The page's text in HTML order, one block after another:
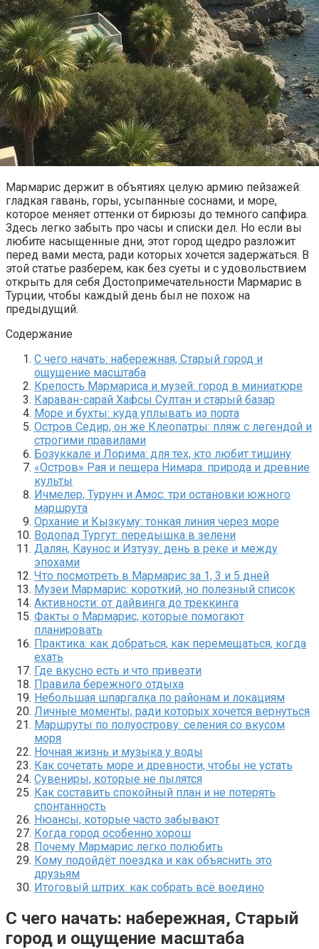
Мармарис держит в объятиях целую армию пейзажей:
гладкая гавань, горы, усыпанные соснами, и море,
которое меняет оттенки от бирюзы до темного сапфира.
Здесь легко забыть про часы и списки дел. Но если вы
любите насыщенные дни, этот город щедро разложит
перед вами места, ради которых хочется задержаться. В
этой статье разберем, как без суеты и с удовольствием
открыть для себя Достопримечательности Мармарис в
Турции, чтобы каждый день был не похож на
предыдущий.
Содержание
С чего начать: набережная, Старый город и
ощущение масштаба
Крепость Мармариса и музей: город в миниатюре
Караван-сарай Хафсы Султан и старый базар
Море и бухты: куда уплывать из порта
Остров Седир, он же Клеопатры: пляж с легендой и
строгими правилами
Бозуккале и Лорима: для тех, кто любит тишину
«Остров» Рая и пещера Нимара: природа и древние
культы
Ичмелер, Турунч и Амос: три остановки южного
маршрута
Орхание и Кызкуму: тонкая линия через море
Водопад Тургут: передышка в зелени
Далян, Каунос и Изтузу: день в реке и между
эпохами
Что посмотреть в Мармарис за 1, 3 и 5 дней
Музеи Мармарис: короткий, но полезный список
Активности: от дайвинга до треккинга
Факты о Мармарис, которые помогают
планировать
Практика: как добраться, как перемещаться, когда
ехать
Где вкусно есть и что привезти
Правила бережного отдыха
Небольшая шпаргалка по районам и локациям
Личные моменты, ради которых хочется вернуться
Маршруты по полуострову: селения со вкусом
моря
Ночная жизнь и музыка у воды
Как сочетать море и древности, чтобы не устать
Сувениры, которые не пылятся
Как составить спокойный план и не потерять
спонтанность
Нюансы, которые часто забывают
Когда город особенно хорош
Почему Мармарис легко полюбить
Кому подойдёт поездка и как объяснить это
друзьям
Итоговый штрих: как собрать всё воедино
С чего начать: набережная, Старый
город и ощущение масштаба